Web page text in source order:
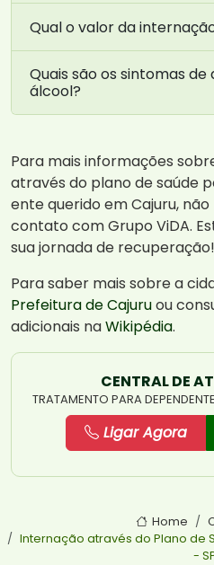
Qual o valor da
Quais são os sintomas
álcool?
Para mais informações
através do plano de saúde
ente querido em Cajuru,
contato com Grupo ViDA.
sua jornada de recuperação!
Para saber mais sobre a
Prefeitura de Cajuruou
adicionais naWikipédia.
CENTRAL DE
TRATAMENTO PARA
Ligar Agora
Home
Internação através do Plano de
-